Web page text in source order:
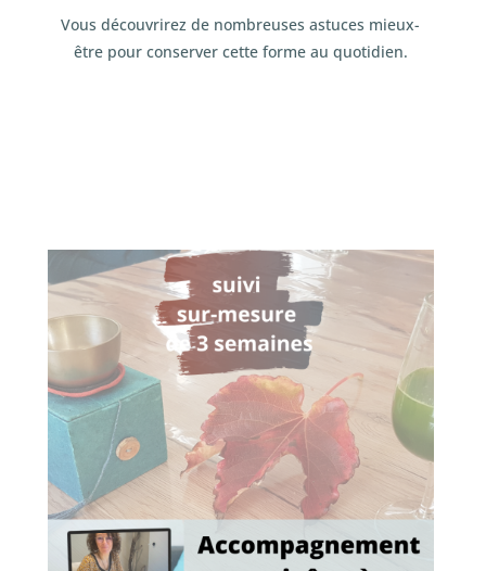
Vous découvrirez de nombreuses astuces mieux-
être pour conserver cette forme au quotidien.